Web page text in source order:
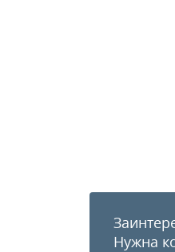
Нужна